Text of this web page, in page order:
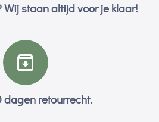
Wij staan altijd voor je klaar!
dagen retourrecht.